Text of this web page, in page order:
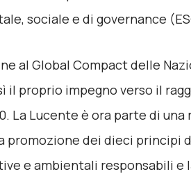
sociale e di governance
al Global Compact delle
il proprio impegno verso il
La Lucente è ora parte di
promozione dei dieci principi
e ambientali responsabili e